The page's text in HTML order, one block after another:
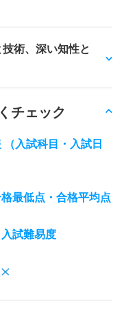
技術、深い知性と
チェック
入試科目・入試日
最低点・合格平均点
試難易度